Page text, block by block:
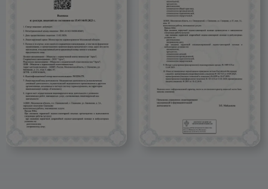
1200 ₽
глубокого кариеса за 1 ед.
3100 ₽
А16.07.002.001
Восстановление зуба пломбой I, II, III, V, VI класс
по Блэку с использованием материалов из
стеклоиномерного цемента
5150 ₽